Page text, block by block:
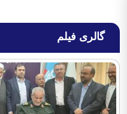
گالری فیلم